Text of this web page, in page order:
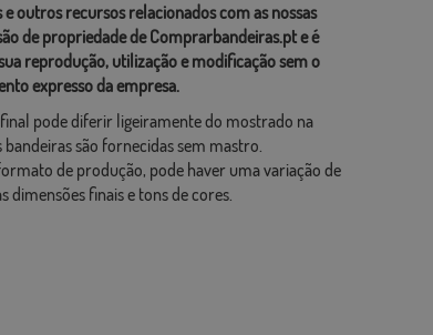
e outros recursos relacionados com as nossas
de propriedade de Comprarbandeiras.pt e é
reprodução, utilização e modificação sem o
expresso da empresa.
final pode diferir ligeiramente do mostrado na
bandeiras são fornecidas sem mastro.
de produção, pode haver uma variação de
dimensões finais e tons de cores.